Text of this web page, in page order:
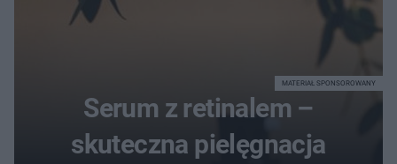
Serum z retinalem –
skuteczna pielęgnacja
MATERIAŁ SPONSOROWANY